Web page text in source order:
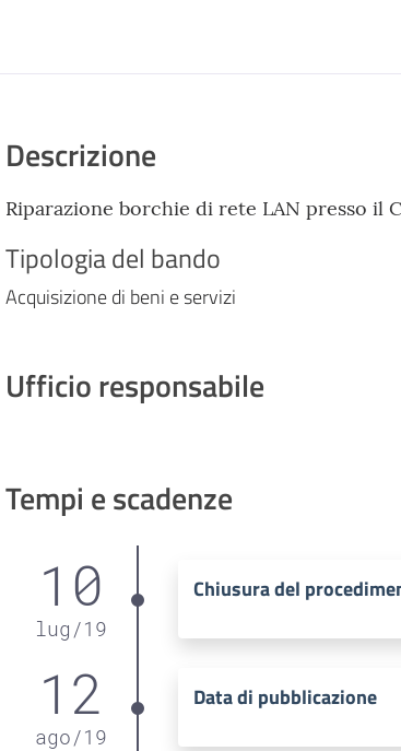
Descrizione
Riparazione borchie di rete LAN presso il
Tipologia del bando
Acquisizione di beni e servizi
Ufficio responsabile
Tempi e scadenze
10
lug /19
Chiusura del
12
ago/19
Data di pubblicazione